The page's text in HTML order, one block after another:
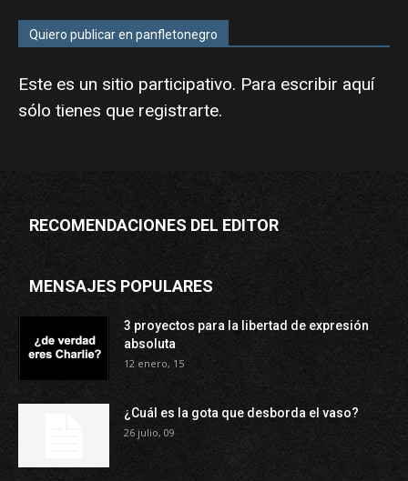
Quiero publicar en panfletonegro
Este es un sitio participativo. Para escribir aquí
sólo tienes que registrarte.
RECOMENDACIONES DEL EDITOR
MENSAJES POPULARES
3 proyectos para la libertad de expresión
absoluta
12 enero, 15
¿Cuál es la gota que desborda el vaso?
26 julio, 09